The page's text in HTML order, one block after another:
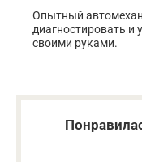
Опытный
диагностировать и
своими руками.